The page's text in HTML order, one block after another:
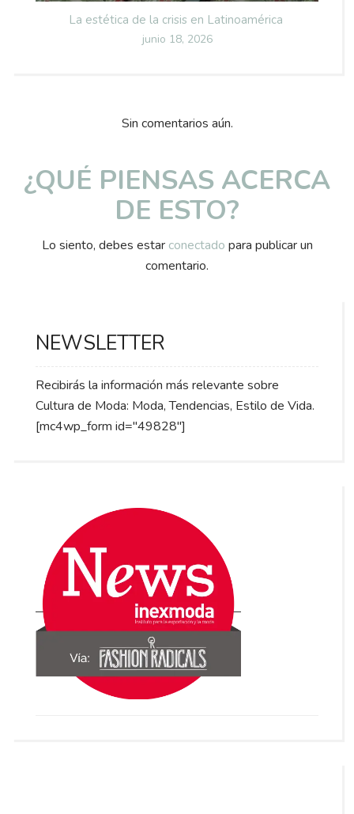
La estética de la crisis en Latinoamérica
Posted
junio 18, 2026
Sin comentarios aún.
¿QUÉ PIENSAS ACERCA
DE ESTO?
Lo siento, debes estar conectado para publicar un
comentario.
NEWSLETTER
Recibirás la información más relevante sobre
Cultura de Moda: Moda, Tendencias, Estilo de Vida.
[mc4wp_form id="49828"]